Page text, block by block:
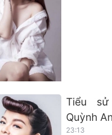
Tiểu
Quỳnh
23:13